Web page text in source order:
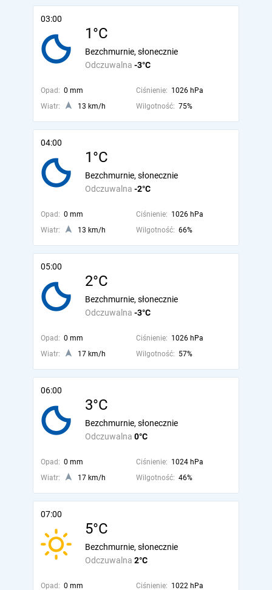
03:00
1°C
Odczuwalna -3°C
Bezchmurnie, słonecznie
Opad: 0 mm Ciśnienie: 1026 hPa
Wiatr:
13 km/h Wilgotność: 75%
04:00
1°C
Odczuwalna -2°C
Bezchmurnie, słonecznie
Opad: 0 mm Ciśnienie: 1026 hPa
Wiatr:
13 km/h Wilgotność: 66%
05:00
2°C
Odczuwalna -3°C
Bezchmurnie, słonecznie
Opad: 0 mm Ciśnienie: 1026 hPa
Wiatr:
17 km/h Wilgotność: 57%
06:00
3°C
Odczuwalna 0°C
Bezchmurnie, słonecznie
Opad: 0 mm Ciśnienie: 1024 hPa
Wiatr:
17 km/h Wilgotność: 46%
07:00
5°C
Odczuwalna 2°C
Bezchmurnie, słonecznie
Opad: 0 mm Ciśnienie: 1022 hPa